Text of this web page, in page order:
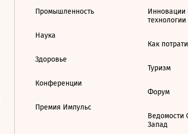
Промышленность
Наука
Здоровье
Конференции
Премия Импульс
Инновации
технологии
Как
Туризм
Форум
Ведомости
Запад